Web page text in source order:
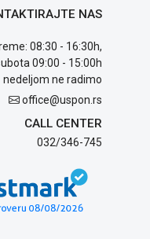
NAS
08:30 - 16:30h,
09:00 - 15:00h
nedeljom ne radimo
office@uspon.rs
CALL CENTER
032/346-745